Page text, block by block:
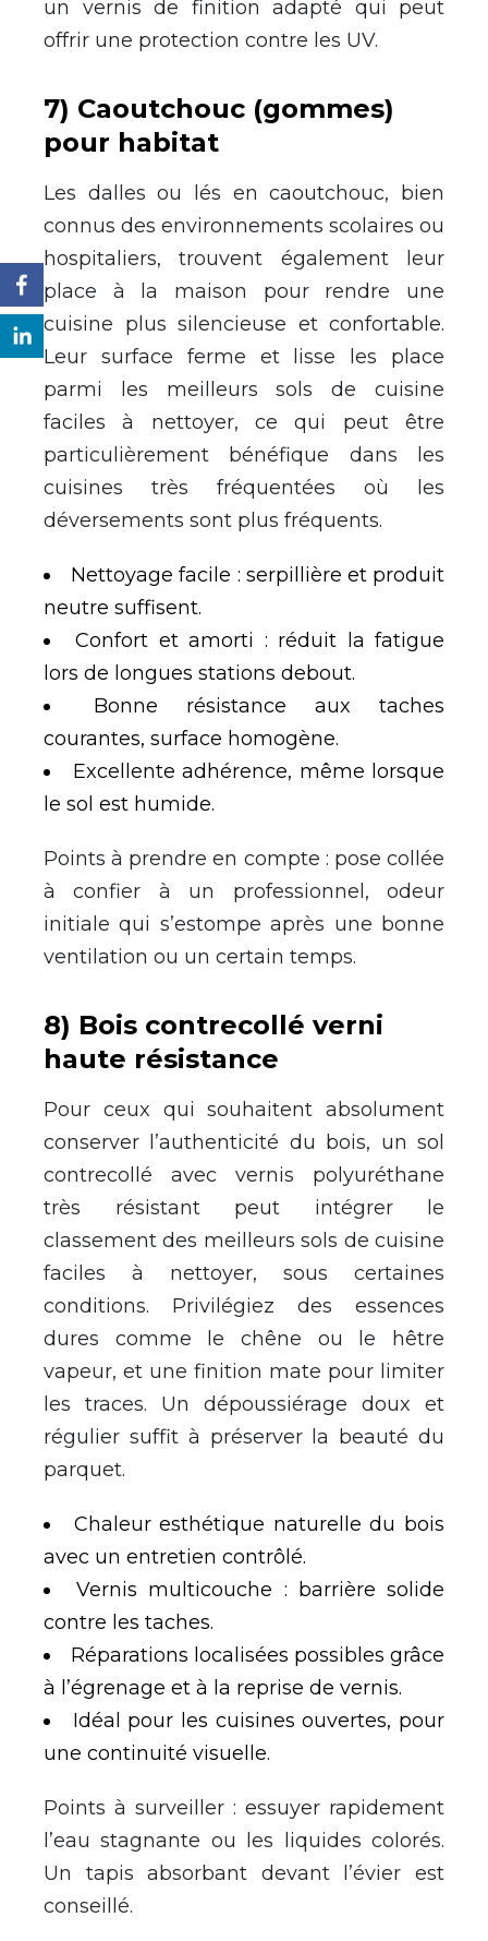
un vernis de finition adapté qui peut
offrir une protection contre les UV.
7) Caoutchouc (gommes)
pour habitat
Les dalles ou lés en caoutchouc, bien
connus des environnements scolaires ou
hospitaliers, trouvent également leur
place à la maison pour rendre une
cuisine plus silencieuse et confortable.
Leur surface ferme et lisse les place
parmi les meilleurs sols de cuisine
faciles à nettoyer, ce qui peut être
particulièrement bénéfique dans les
cuisines très fréquentées où les
déversements sont plus fréquents.
Nettoyage facile : serpillière et produit
neutre suffisent.
Confort et amorti : réduit la fatigue
lors de longues stations debout.
Bonne résistance aux taches
courantes, surface homogène.
Excellente adhérence, même lorsque
le sol est humide.
Points à prendre en compte : pose collée
à confier à un professionnel, odeur
initiale qui s’estompe après une bonne
ventilation ou un certain temps.
8) Bois contrecollé verni
haute résistance
Pour ceux qui souhaitent absolument
conserver l’authenticité du bois, un sol
contrecollé avec vernis polyuréthane
très résistant peut intégrer le
classement des meilleurs sols de cuisine
faciles à nettoyer, sous certaines
conditions. Privilégiez des essences
dures comme le chêne ou le hêtre
vapeur, et une finition mate pour limiter
les traces. Un dépoussiérage doux et
régulier suffit à préserver la beauté du
parquet.
Chaleur esthétique naturelle du bois
avec un entretien contrôlé.
Vernis multicouche : barrière solide
contre les taches.
Réparations localisées possibles grâce
à l’égrenage et à la reprise de vernis.
Idéal pour les cuisines ouvertes, pour
une continuité visuelle.
Points à surveiller : essuyer rapidement
l’eau stagnante ou les liquides colorés.
Un tapis absorbant devant l’évier est
conseillé.